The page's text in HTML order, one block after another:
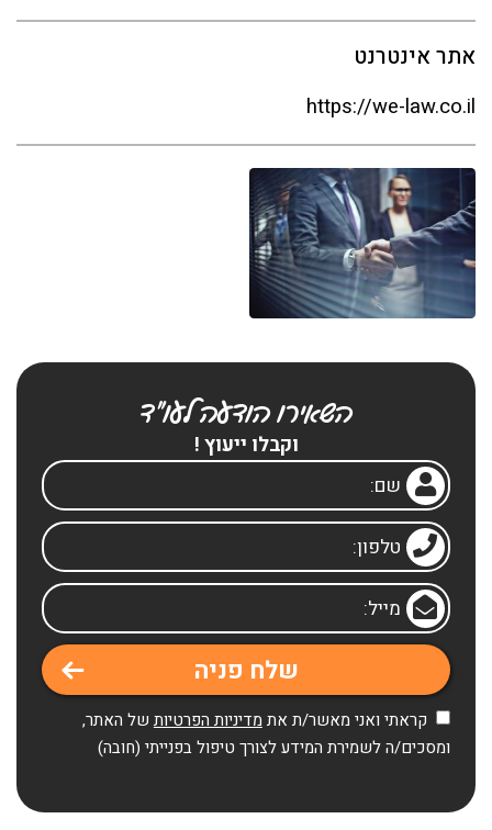
אתר אינטרנט
https://we-law.co.il
השאירו הודעה לעו"ד
וקבלו ייעוץ !
קראתי ואני מאשר/ת את מדיניות הפרטיות של האתר,
ומסכים/ה לשמירת המידע לצורך טיפול בפנייתי (חובה)